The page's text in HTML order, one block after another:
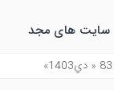
سایت های مجد